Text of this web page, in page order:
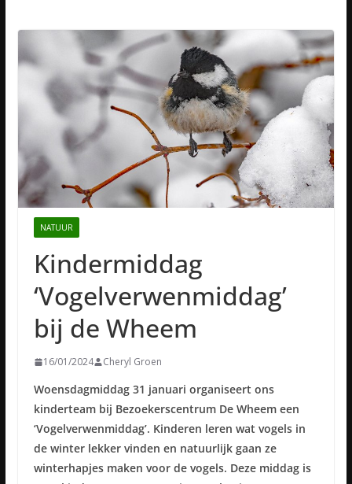
NATUUR
Kindermiddag
‘Vogelverwenmiddag’
bij de Wheem
16/01/2024 Cheryl Groen
Woensdagmiddag 31 januari organiseert ons
kinderteam bij Bezoekerscentrum De Wheem een
‘Vogelverwenmiddag’. Kinderen leren wat vogels in
de winter lekker vinden en natuurlijk gaan ze
winterhapjes maken voor de vogels. Deze middag is